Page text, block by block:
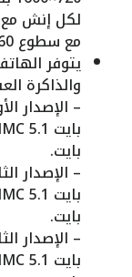
مع سطوع 560 شمعة.
يتوفر
والذاكرة
بايت.
بايت.